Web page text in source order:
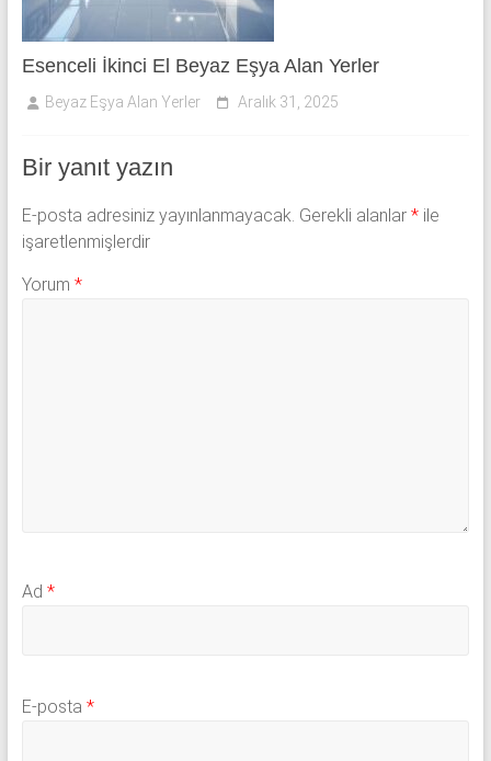
Esenceli İkinci El Beyaz Eşya Alan Yerler
Beyaz Eşya Alan Yerler Aralık 31, 2025
Bir yanıt yazın
E-posta adresiniz yayınlanmayacak. Gerekli alanlar *ile
işaretlenmişlerdir
Yorum *
Ad *
E-posta *